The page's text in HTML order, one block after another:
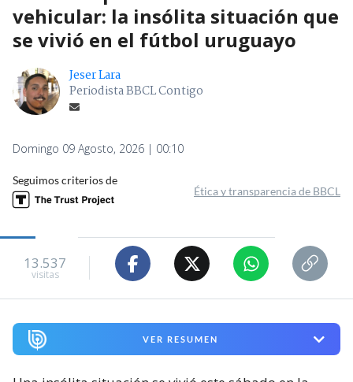
vehicular: la insólita situación que
se vivió en el fútbol uruguayo
Jeser Lara
Periodista BBCL Contigo
Domingo 09 Agosto, 2026 | 00:10
Seguimos criterios de
Ética y transparencia de BBCL
13.537
visitas
VER RESUMEN